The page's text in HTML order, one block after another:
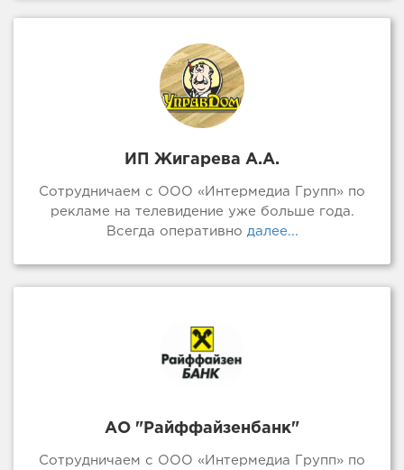
ИП Жигарева А.А.
Сотрудничаем с ООО «Интермедиа Групп» по
рекламе на телевидение уже больше года.
Всегда оперативно далее...
АО "Райффайзенбанк"
Сотрудничаем с ООО «Интермедиа Групп» по